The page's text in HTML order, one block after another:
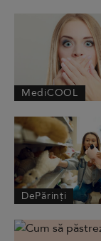
MediCOOL
DePărinți